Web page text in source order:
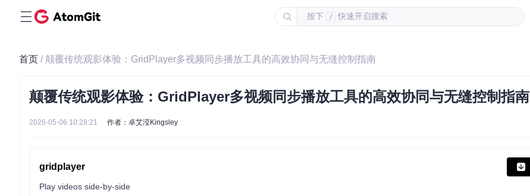
按下 / 快速开启搜索
首页 / 颠覆传统观影体验：GridPlayer多视频同步播放工具的高效协同与无缝控制指南
颠覆传统观影体验：GridPlayer多视频同步播放工具的高效协同与无缝控制指南
2026-05-06 10:28:21 作者：卓艾滢Kingsley
gridplayer
Play videos side-by-side